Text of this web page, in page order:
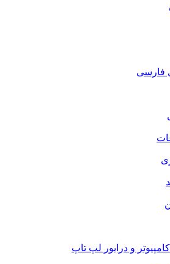
فارسی
کامپیوتر و درایور لپ تاپ